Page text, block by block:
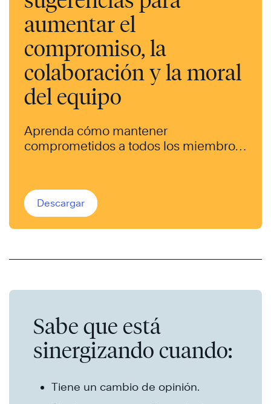
aumentar el
compromiso, la
colaboración y la moral
del equipo
Aprenda cómo mantener
comprometidos a todos los miembros
Descargar
Sabe que está
sinergizando cuando:
Tiene un cambio de opinión.